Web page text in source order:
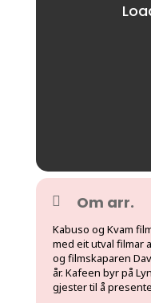
Om arr.
Kabuso og Kvam
med eit utval filmar
og filmskaparen
år. Kafeen byr på
gjester til å